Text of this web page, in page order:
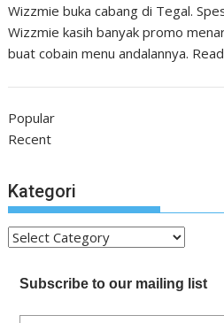
Wizzmie buka cabang di Tegal.
Wizzmie kasih banyak promo
buat cobain menu andalannya.
Popular
Recent
Kategori
Kategori
Subscribe to our mailing list